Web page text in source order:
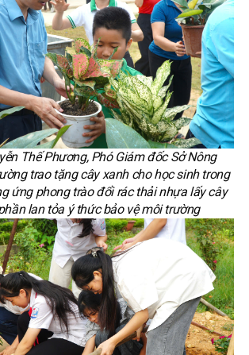
Thế Phương, Phó Giám đốc Sở Nông
trao tặng cây xanh cho học sinh trong
ứng phong trào đổi rác thải nhựa lấy cây
lan tỏa ý thức bảo vệ môi trường